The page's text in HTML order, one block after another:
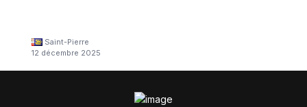
Saint-Pierre
12 décembre 2025